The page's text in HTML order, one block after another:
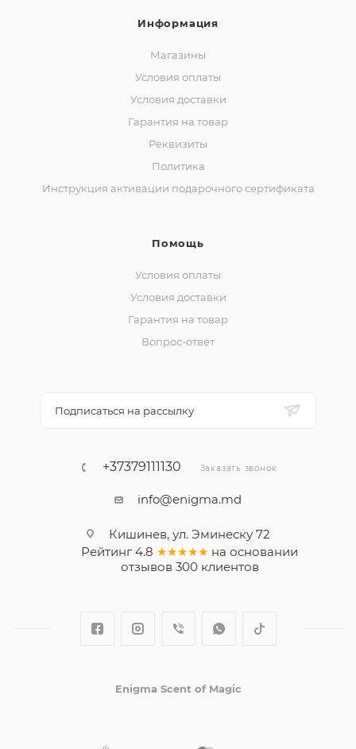
Информация
Магазины
Условия оплаты
Условия доставки
Гарантия на товар
Реквизиты
Политика
Инструкция активации подарочного сертификата
Помощь
Условия оплаты
Условия доставки
Гарантия на товар
Вопрос-ответ
Подписаться на рассылку
+37379111130 Заказать звонок
info@enigma.md
Кишинев, ул. Эминеску 72
Рейтинг 4.8 ★★★★★ на основании
отзывов 300клиентов
Enigma Scent of Magic